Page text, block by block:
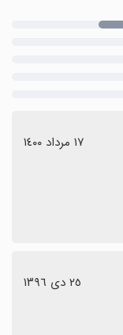
١٧ مرداد ١٤٠٠
٢٥ دی ١٣٩٦